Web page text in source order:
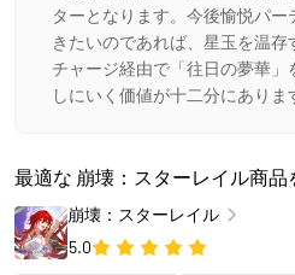
ターとなります。今後愉悦パ
きたいのであれば、星玉を温
チャージ経由で「往日の夢華
しにいく価値が十二分にありま
最適な 崩壊：スターレイル商品
崩壊：スターレイル
5.0